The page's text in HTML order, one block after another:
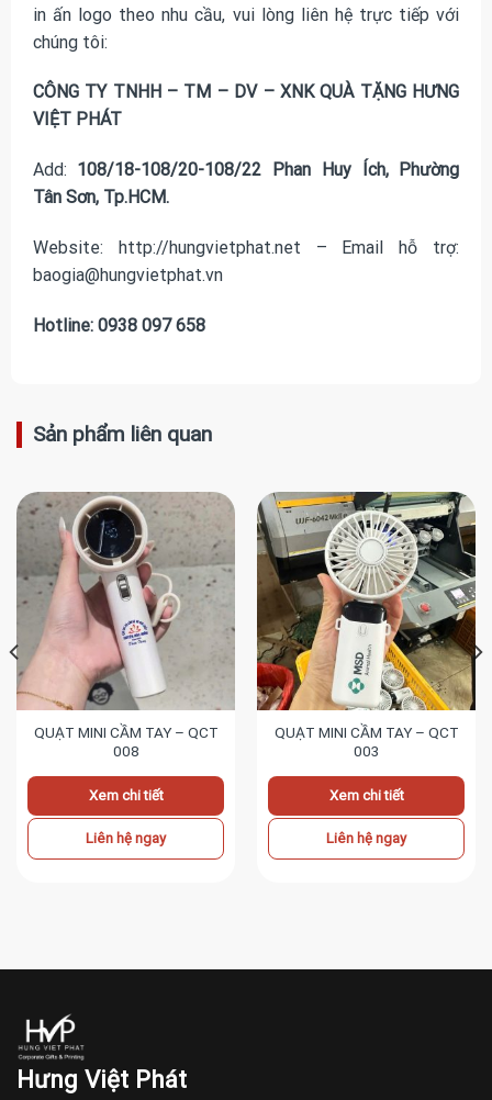
in ấn logo theo nhu cầu, vui lòng liên hệ trực tiếp với
chúng tôi:
CÔNG TY TNHH – TM – DV – XNK QUÀ TẶNG HƯNG
VIỆT PHÁT
Add: 108/18-108/20-108/22 Phan Huy Ích, Phường
Tân Sơn, Tp.HCM.
Website: http://hungvietphat.net – Email hỗ trợ:
baogia@hungvietphat.vn
Hotline: 0938 097 658
Sản phẩm liên quan
QUẠT MINI CẦM TAY – QCT
008
Xem chi tiết
Liên hệ ngay
QUẠT MINI CẦM TAY – QCT
003
Xem chi tiết
Liên hệ ngay
Hưng Việt Phát